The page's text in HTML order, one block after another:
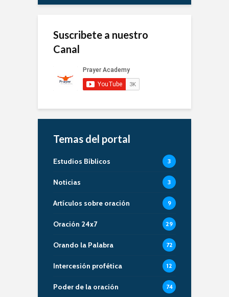
Suscribete a nuestro
Canal
Temas del portal
Estudios Bíblicos 3
Noticias 3
Artículos sobre oración 9
Oración 24x7 29
Orando la Palabra 72
Intercesión profética 12
Poder de la oración 74